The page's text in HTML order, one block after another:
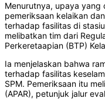
Menurutnya, upaya yang
pemeriksaan kelaikan
terhadap fasilitas di
melibatkan tim dari
Perkeretaapian (BTP)
Ia menjelaskan bahwa
terhadap fasilitas
SPM. Pemeriksaan itu
(APAR), petunjuk jalur